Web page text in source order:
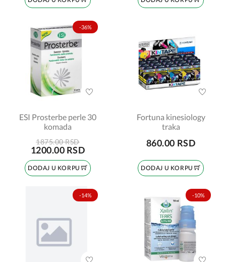
-36%
ESI Prosterbe perle 30
komada
1875.00 RSD
1200.00 RSD
DODAJ U KORPU
Fortuna kinesiology
traka
860.00 RSD
DODAJ U KORPU
-14% -10%